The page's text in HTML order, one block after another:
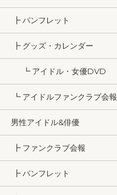
┣ パンフレット
┣ グッズ・カレンダー
┗ アイドル・女優DVD
┗ アイドルファンクラブ会報
男性アイドル&俳優
┣ ファンクラブ会報
┣ パンフレット